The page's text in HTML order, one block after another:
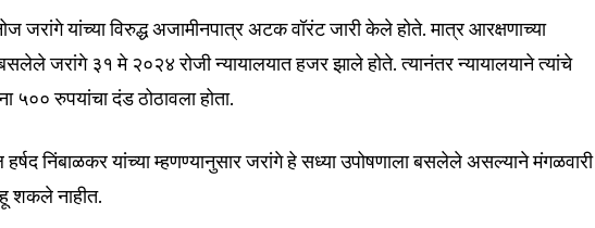
32,111
जरांगे यांच्या विरुद्ध अजामीनपात्र अटक वॉरंट जारी केले होते. मात्र आरक्षणाच्या
बसलेले जरांगे ३१ मे २०२४ रोजी न्यायालयात हजर झाले होते. त्यानंतर न्यायालयाने त्यांचे
५०० रुपयांचा दंड ठोठावला होता.
निंबाळकर यांच्या म्हणण्यानुसार जरांगे हे सध्या उपोषणाला बसलेले असल्याने मंगळवारी
शकले नाहीत.